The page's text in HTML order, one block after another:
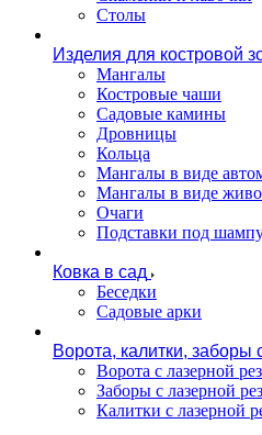
Столы
Изделия для костровой
Мангалы
Костровые чаши
Садовые камины
Дровницы
Кольца
Мангалы в виде
Мангалы в виде
Очаги
Подставки под
Ковка в сад
Беседки
Садовые арки
Ворота, калитки, заборы
Ворота с лазерной
Заборы с лазерной
Калитки с лазерной